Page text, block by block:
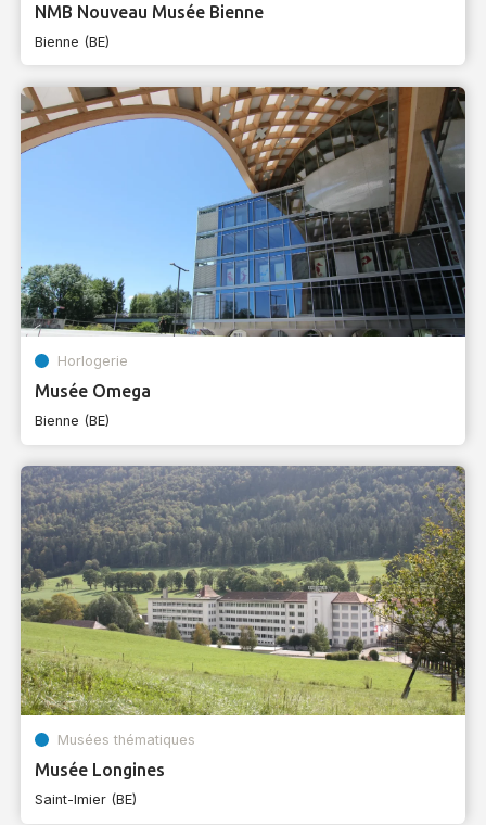
NMB Nouveau Musée Bienne
Bienne (BE)
Horlogerie
Musée Omega
Bienne (BE)
Musées thématiques
Musée Longines
Saint-Imier (BE)